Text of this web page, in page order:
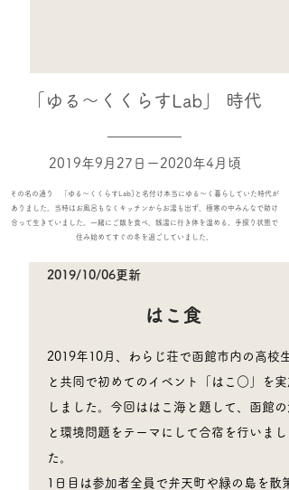
「ゆる～くくらすLab」 時代
2019年9月27日ー2020年4月頃
その名の通り 「ゆる～くくらすLab]と名付け本当にゆる～く暮らしていた時代が
ありました。当時はお風呂もなくキッチンからお湯も出ず、極寒の中みんなで助け
合って生きていました。一緒にご飯を食べ、銭湯に行き体を温める。手探り状態で
住み始めてすぐの冬を過ごしていました。
2019/10/06更新
はこ食
2019年10月、わらじ荘で函館市内の高校生
と共同で初めてのイベント「はこ○」を実
しました。今回ははこ海と題して、函館の
と環境問題をテーマにして合宿を行いまし
た。
1日目は参加者全員で弁天町や緑の島を散策